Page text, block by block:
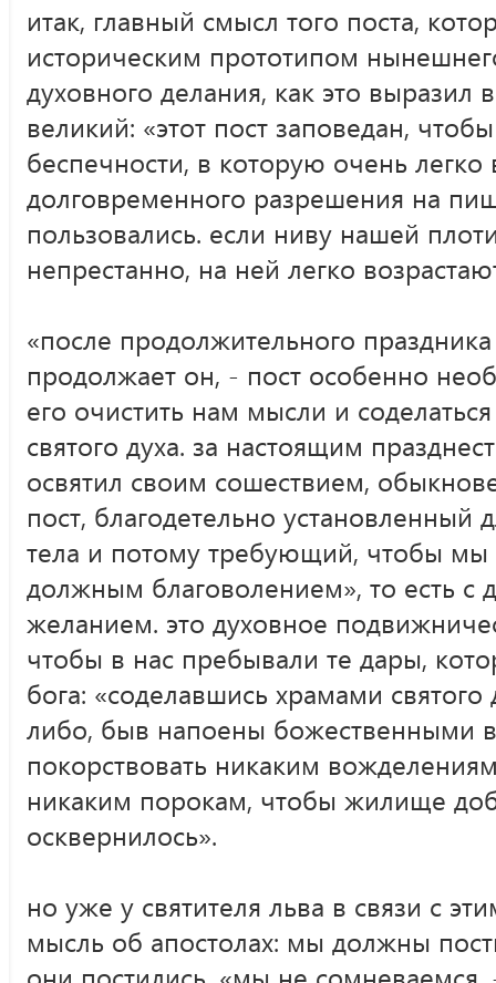
итак, главный смысл того поста,
историческим прототипом
духовного делания, как это выразил
великий: «этот пост заповедан,
беспечности, в которую очень легко
долговременного разрешения на
пользовались. если ниву нашей
непрестанно, на ней легко
«после продолжительного
продолжает он, - пост особенно
его очистить нам мысли и
святого духа. за настоящим
освятил своим сошествием,
пост, благодетельно установленный
тела и потому требующий, чтобы мы
должным благоволением», то есть
желанием. это духовное
чтобы в нас пребывали те дары,
бога: «соделавшись храмами
либо, быв напоены божественными
покорствовать никаким
никаким порокам, чтобы жилище
осквернилось».
но уже у святителя льва в связи с
мысль об апостолах: мы должны
они постились. «мы не